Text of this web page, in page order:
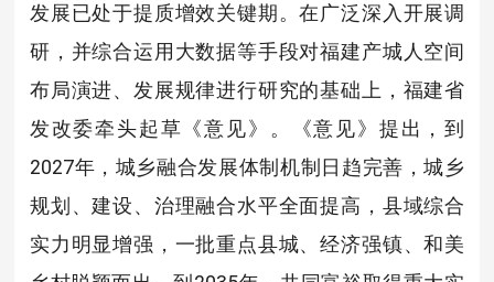
发展已处于提质增效关键期。在广泛深入开展调
研，并综合运用大数据等手段对福建产城人空间
布局演进、发展规律进行研究的基础上，福建省
发改委牵头起草《意见》。《意见》提出，到
2027年，城乡融合发展体制机制日趋完善，城乡
规划、建设、治理融合水平全面提高，县域综合
实力明显增强，一批重点县城、经济强镇、和美